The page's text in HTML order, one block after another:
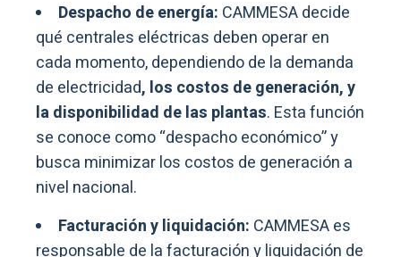
Despacho de energía: CAMMESA decide
qué centrales eléctricas deben operar en
cada momento, dependiendo de la demanda
de electricidad, los costos de generación, y
la disponibilidad de las plantas. Esta función
se conoce como “despacho económico” y
busca minimizar los costos de generación a
nivel nacional.
Facturación y liquidación: CAMMESA es
responsable de la facturación y liquidación de